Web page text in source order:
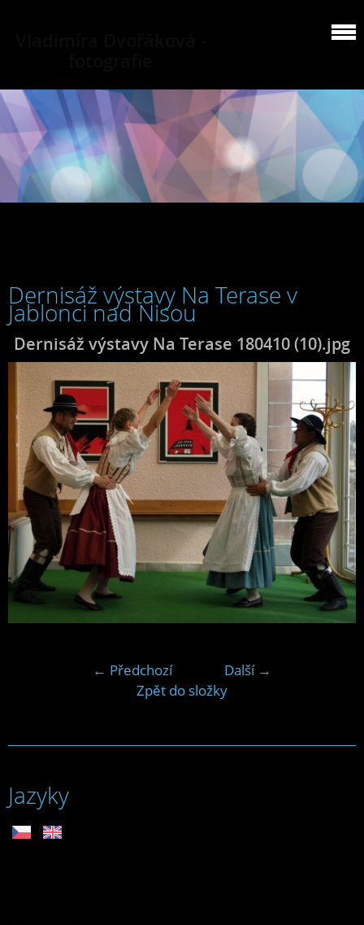
Dernisáž výstavy Na Terase v
Jablonci nad Nisou
Dernisáž výstavy Na Terase 180410 (10).jpg
← Předchozí
Další →
Zpět do složky
Jazyky